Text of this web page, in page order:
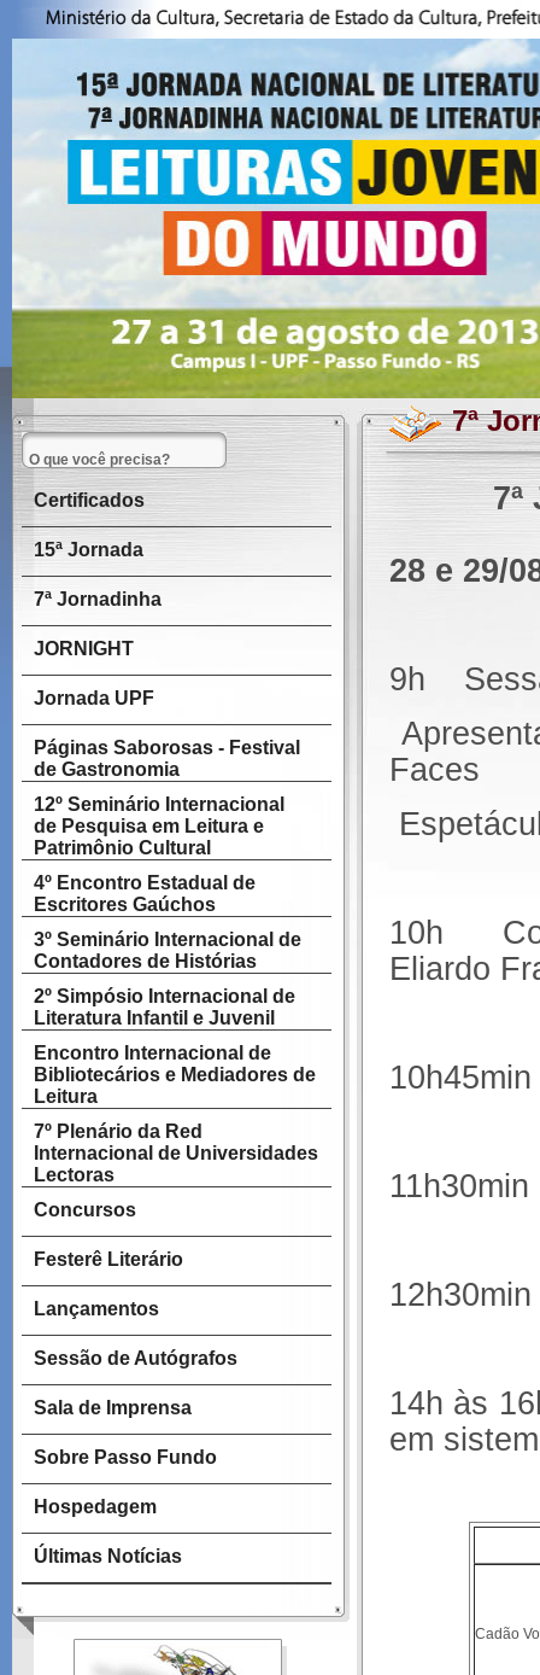
Certificados
15ª Jornada
7ª Jornadinha
JORNIGHT
Jornada UPF
Páginas Saborosas - Festival
de Gastronomia
12º Seminário Internacional
de Pesquisa em Leitura e
Patrimônio Cultural
4º Encontro Estadual de
Escritores Gaúchos
3º Seminário Internacional de
Contadores de Histórias
2º Simpósio Internacional de
Literatura Infantil e Juvenil
Encontro Internacional de
Bibliotecários e Mediadores de
Leitura
7º Plenário da Red
Internacional de Universidades
Lectoras
Concursos
Festerê Literário
Lançamentos
Sessão de Autógrafos
Sala de Imprensa
Sobre Passo Fundo
Hospedagem
Últimas Notícias
7ª
7ª
28 e 29/
9h
Faces
10h
Eliardo
14h às
em
Cadão